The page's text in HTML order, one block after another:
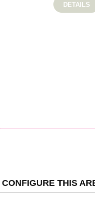
DETAILS
CONFIGURE THIS